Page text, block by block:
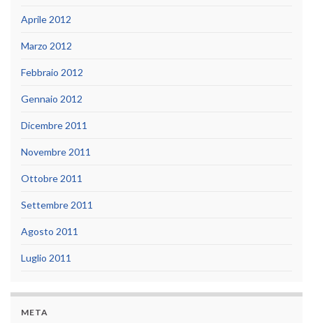
Aprile 2012
Marzo 2012
Febbraio 2012
Gennaio 2012
Dicembre 2011
Novembre 2011
Ottobre 2011
Settembre 2011
Agosto 2011
Luglio 2011
META